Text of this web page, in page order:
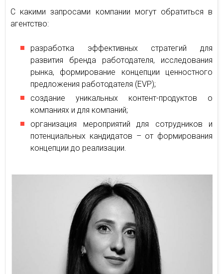
С какими запросами компании могут обратиться в
агентство:
разработка эффективных стратегий для
развития бренда работодателя, исследования
рынка, формирование концепции ценностного
предложения работодателя (EVP);
создание уникальных контент-продуктов о
компаниях и для компаний;
организация мероприятий для сотрудников и
потенциальных кандидатов – от формирования
концепции до реализации.